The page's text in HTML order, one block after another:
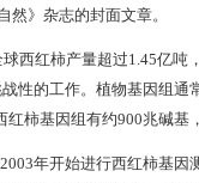
》杂志的封面文章。
西红柿产量超过1.45亿吨
性的工作。植物基因组
柿基因组有约900兆碱基
年开始进行西红柿基因